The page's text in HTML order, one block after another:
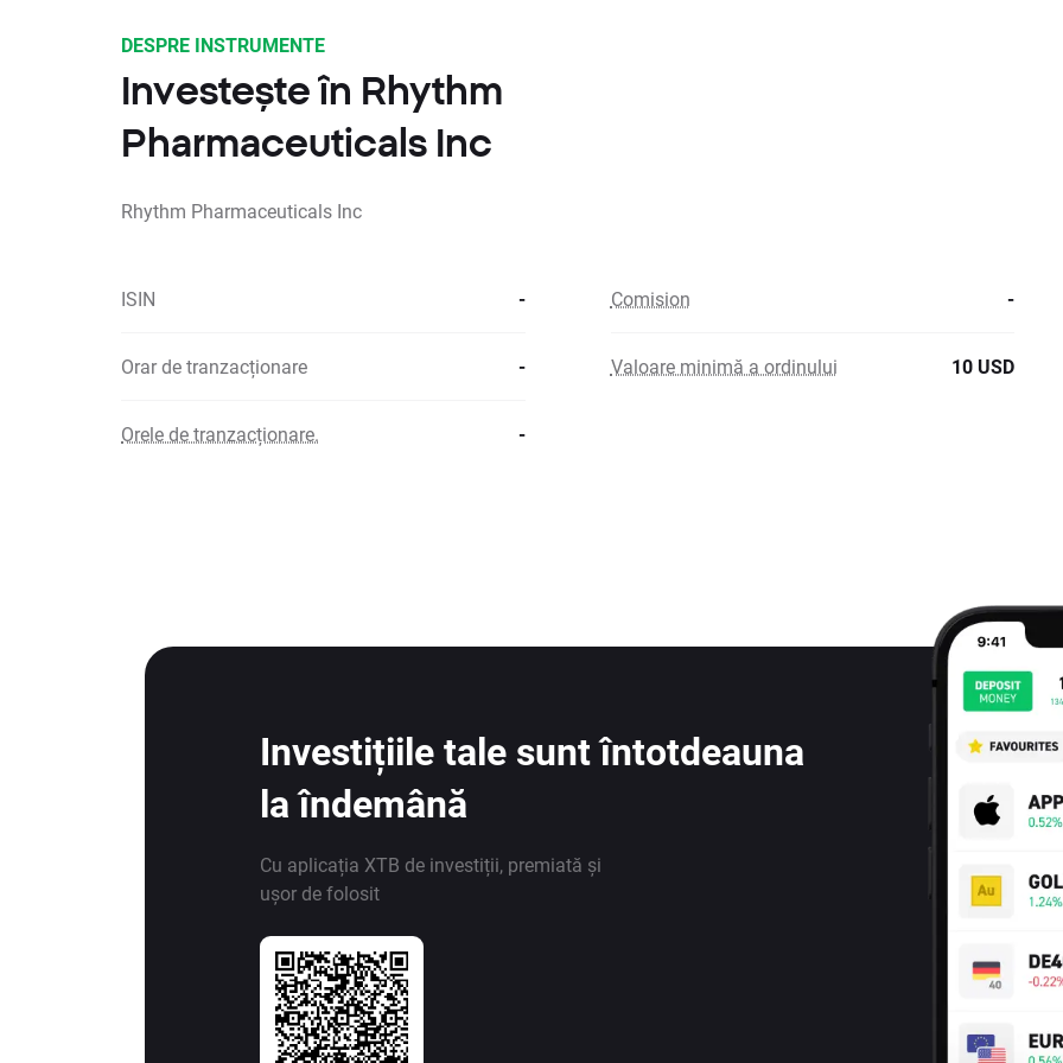
DESPRE INSTRUMENTE
Investește în Rhythm
Pharmaceuticals Inc
Rhythm Pharmaceuticals Inc
ISIN - Comision -
Orar de tranzacționare - Valoare minimă a ordinului 10 USD
Orele de tranzacționare. -
Investițiile tale sunt întotdeauna
la îndemână
Cu aplicația XTB de investiții, premiată și
ușor de folosit